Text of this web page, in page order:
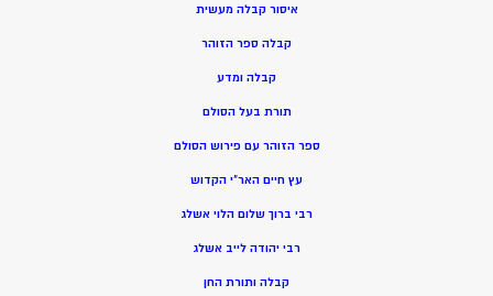
איסור קבלה מעשית
קבלה ספר הזוהר
קבלה ומדע
תורת בעל הסולם
ספר הזוהר עם פירוש הסולם
עץ חיים האר”י הקדוש
רבי ברוך שלום הלוי אשלג
רבי יהודה לייב אשלג
קבלה ותורת החן